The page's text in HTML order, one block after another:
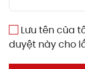
Lưu tên của
duyệt này cho